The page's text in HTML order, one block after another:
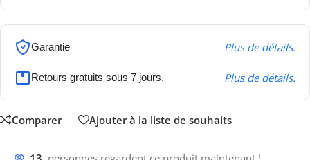
Garantie Plus de détails.
Retours gratuits sous 7 jours. Plus de détails.
Comparer Ajouter à la liste de souhaits